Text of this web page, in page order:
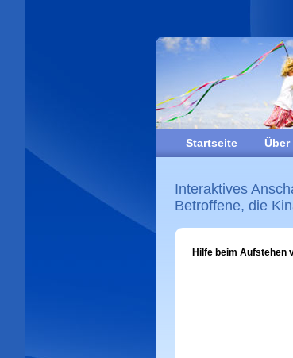
Startseite Über
Interaktives
Betroffene, die
Hilfe beim Aufstehen